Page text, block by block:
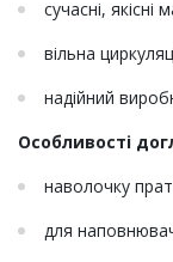
сучасні, якісні
вільна
надійний
Особливості
наволочку
для